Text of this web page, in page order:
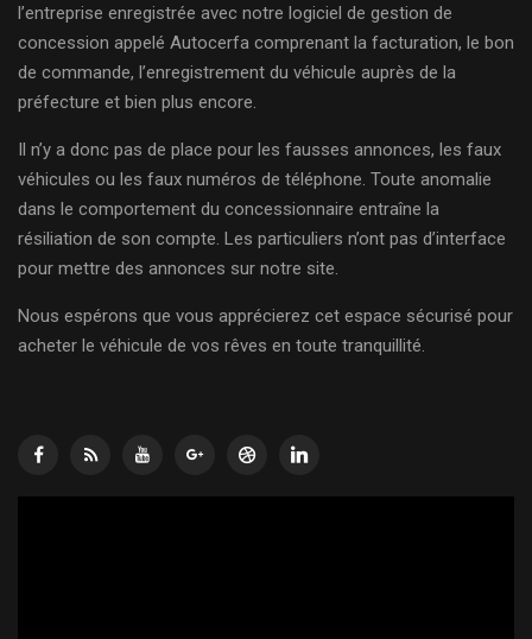
l’entreprise enregistrée avec notre logiciel de gestion de
concession appelé Autocerfa comprenant la facturation, le bon
de commande, l’enregistrement du véhicule auprès de la
préfecture et bien plus encore.
Il n’y a donc pas de place pour les fausses annonces, les faux
véhicules ou les faux numéros de téléphone. Toute anomalie
dans le comportement du concessionnaire entraîne la
résiliation de son compte. Les particuliers n’ont pas d’interface
pour mettre des annonces sur notre site.
Nous espérons que vous apprécierez cet espace sécurisé pour
acheter le véhicule de vos rêves en toute tranquillité.